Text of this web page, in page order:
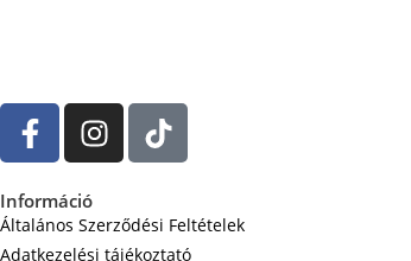
Információ
Általános Szerződési Feltételek
Adatkezelési tájékoztató